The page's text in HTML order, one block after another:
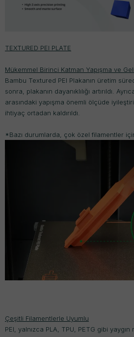
TEXTURED PEI PLATE
Mükemmel Birinci Katman Yapışma ve
Bambu Textured PEI Plakanın üretim
sonra, plakanın dayanıklılığı artırıldı.
arasındaki yapışma önemli ölçüde
ihtiyaç ortadan kaldırıldı.
*Bazı durumlarda, çok özel filamentler için
Çeşitli Filamentlerle Uyumlu
PEI, yalnızca PLA, TPU, PETG gibi